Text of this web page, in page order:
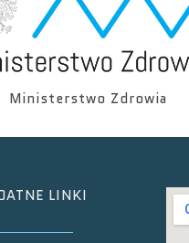
Ministerstwo Zdrowia
LINKI